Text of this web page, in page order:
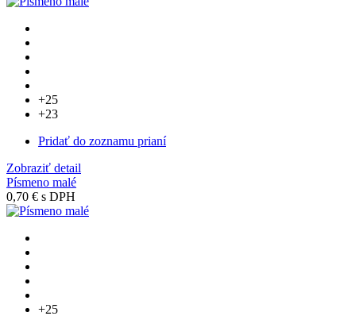
+25
+23
Pridať do zoznamu prianí
Zobraziť detail
Písmeno malé
0,70 € s DPH
+25